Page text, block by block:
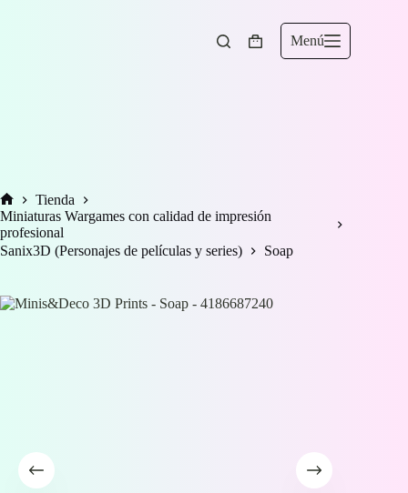
Carro
Menú
Inicio
Tienda
Miniaturas Wargames con calidad de impresión
profesional
Sanix3D (Personajes de películas y series)
Soap